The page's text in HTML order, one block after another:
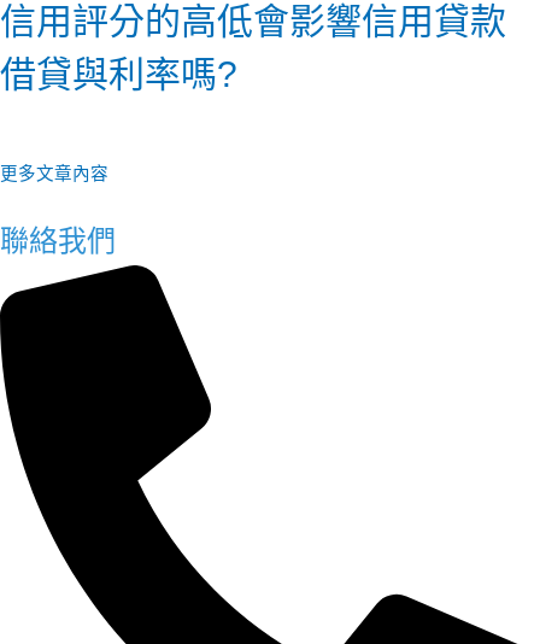
信用評分的高低會影響信用貸款
借貸與利率嗎?
更多文章內容
聯絡我們